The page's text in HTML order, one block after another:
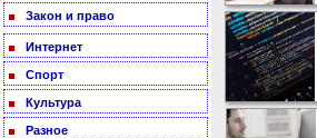
Закон и право
Интернет
Спорт
Культура
Разное